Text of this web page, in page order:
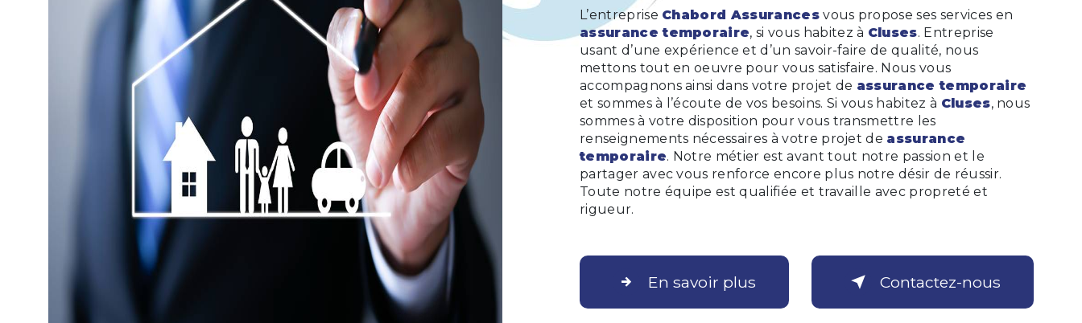
L’entreprise Chabord Assurancesvous propose ses services en
assurance temporaire, si vous habitez à Cluses. Entreprise
usant d’une expérience et d’un savoir-faire de qualité, nous
mettons tout en oeuvre pour vous satisfaire. Nous vous
accompagnons ainsi dans votre projet de assurance temporaire
et sommes à l’écoute de vos besoins. Si vous habitez à Cluses, nous
sommes à votre disposition pour vous transmettre les
renseignements nécessaires à votre projet de assurance
temporaire. Notre métier est avant tout notre passion et le
partager avec vous renforce encore plus notre désir de réussir.
Toute notre équipe est qualifiée et travaille avec propreté et
rigueur.
En savoir plus Contactez-nous